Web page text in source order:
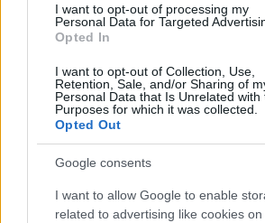
I want to opt-out of processing my
Personal Data for Targeted
Opted In
I want to opt-out of Collection, Use,
Retention, Sale, and/or Sharing of
Personal Data that Is Unrelated with
Purposes for which it was collected.
Opted Out
Google consents
I want to allow Google to enable
related to advertising like cookies
Ricevi le nostre
da
Condividi l'articolo